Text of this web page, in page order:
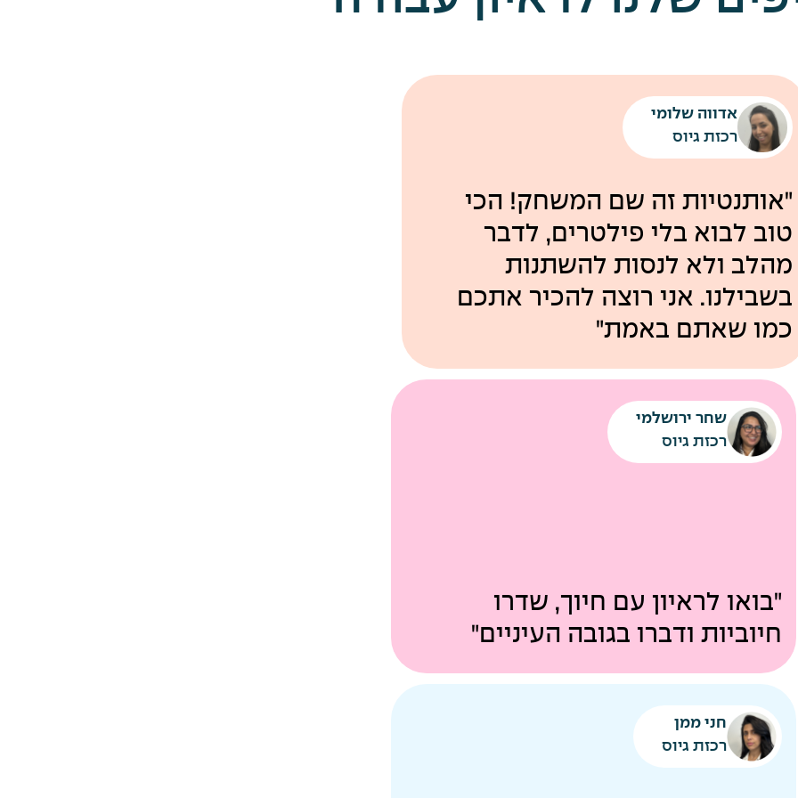
אדווה שלומי
רכזת גיוס
"אותנטיות זה שם המשחק! הכי
טוב לבוא בלי פילטרים, לדבר
מהלב ולא לנסות להשתנות
בשבילנו. אני רוצה להכיר אתכם
כמו שאתם באמת"
שחר ירושלמי
רכזת גיוס
"בואו לראיון עם חיוך, שדרו
חיוביות ודברו בגובה העיניים"
חני ממן
רכזת גיוס